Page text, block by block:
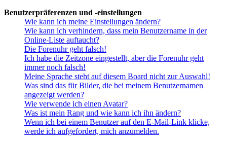
Benutzerpräferenzen und -einstellungen
Wie kann ich meine Einstellungen ändern?
Wie kann ich verhindern, dass mein Benutzername in der
Online-Liste auftaucht?
Die Forenuhr geht falsch!
Ich habe die Zeitzone eingestellt, aber die Forenuhr geht
immer noch falsch!
Meine Sprache steht auf diesem Board nicht zur Auswahl!
Was sind das für Bilder, die bei meinem Benutzernamen
angezeigt werden?
Wie verwende ich einen Avatar?
Was ist mein Rang und wie kann ich ihn ändern?
Wenn ich bei einem Benutzer auf den E-Mail-Link klicke,
werde ich aufgefordert, mich anzumelden.